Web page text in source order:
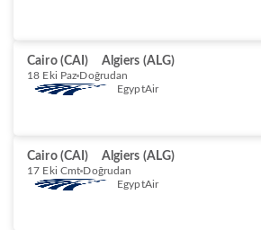
Cairo (CAI) Algiers (ALG)
18 Eki Paz Doğrudan
EgyptAir
Cairo (CAI) Algiers (ALG)
17 Eki Cmt Doğrudan
EgyptAir